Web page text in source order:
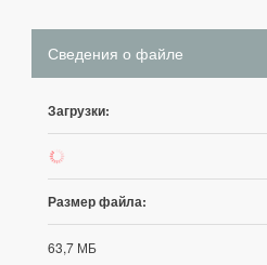
Сведения о файле
Загрузки:
126
Размер файла:
63,7 МБ